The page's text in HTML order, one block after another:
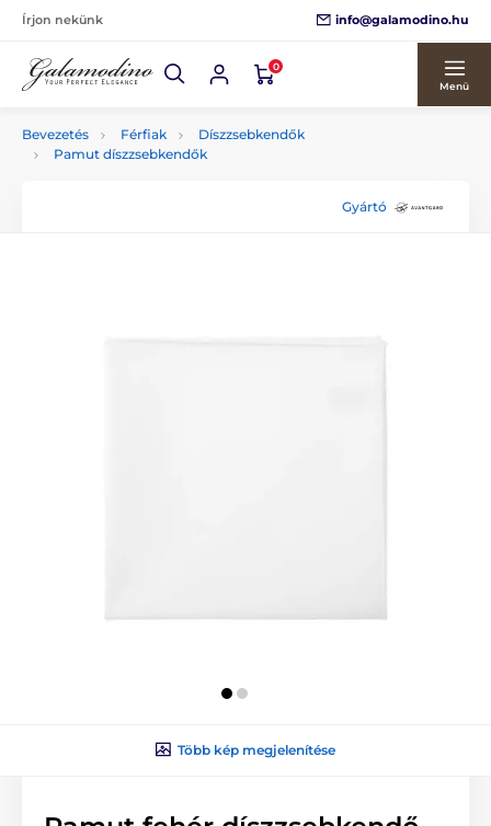
Írjon nekünk info@galamodino.hu
0
Menü
Bevezetés Férfiak
Díszzsebkendők
Pamut díszzsebkendők
Gyártó
Több kép megjelenítése